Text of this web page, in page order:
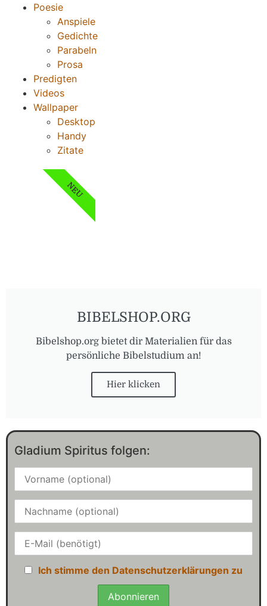
Poesie
Anspiele
Gedichte
Parabeln
Prosa
Predigten
Videos
Wallpaper
Desktop
Handy
Zitate
BIBELSHOP.ORG
Bibelshop.org bietet dir Materialien für das
persönliche Bibelstudium an!
Hier klicken
NEU
Gladium Spiritus folgen:
Ich stimme den Datenschutzerklärungen zu